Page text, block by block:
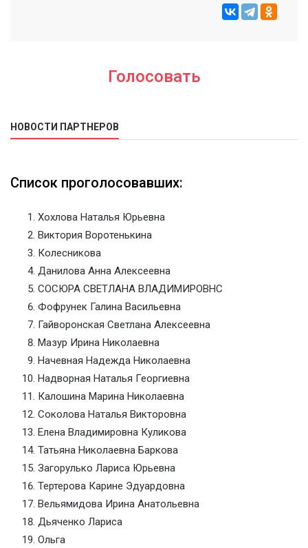
Голосовать
НОВОСТИ ПАРТНЕРОВ
Список проголосовавших:
Хохлова Наталья Юрьевна
Виктория Воротенькина
Колесникова
Данилова Анна Алексеевна
СОСЮРА СВЕТЛАНА ВЛАДИМИРОВНС
Фофрунек Галина Васильевна
Гайворонская Светлана Алексеевна
Мазур Ирина Николаевна
Начевная Надежда Николаевна
Надворная Наталья Георгиевна
Калошина Марина Николаевна
Соколова Наталья Викторовна
Елена Владимировна Куликова
Татьяна Николаевна Баркова
Загорулько Лариса Юрьевна
Тертерова Карине Эдуардовна
Вельямидова Ирина Анатольевна
Дьяченко Лариса
Ольга